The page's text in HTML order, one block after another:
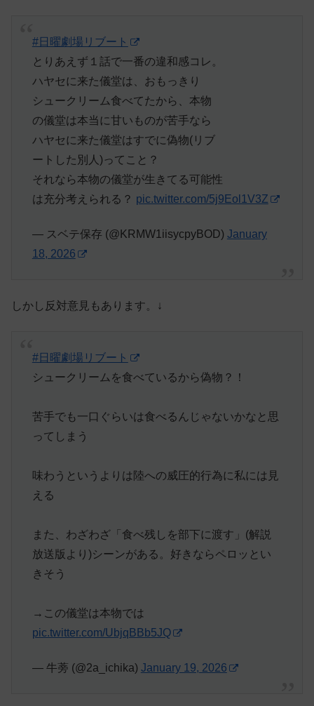
#日曜劇場リブート
とりあえず１話で一番の違和感コレ。
ハヤセに来た儀堂は、おもっきり
シュークリーム食べてたから、本物
の儀堂は本当に甘いものが苦手なら
ハヤセに来た儀堂はすでに偽物(リブ
ートした別人)ってこと？
それなら本物の儀堂が生きてる可能性
は充分考えられる？ pic.twitter.com/5j9Eol1V3Z
— スベテ保存 (@KRMW1iisycpyBOD) January
18, 2026
しかし反対意見もあります。↓
#日曜劇場リブート
シュークリームを食べているから偽物？！
苦手でも一口ぐらいは食べるんじゃないかなと思
ってしまう
味わうというよりは陸への威圧的行為に私には見
える
また、わざわざ「食べ残しを部下に渡す」(解説
放送版より)シーンがある。好きならペロッとい
きそう
→この儀堂は本物では
pic.twitter.com/UbjqBBb5JQ
— 牛蒡 (@2a_ichika) January 19, 2026